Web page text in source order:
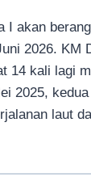
I akan
2026. KM
14 kali lagi
2025,
laut